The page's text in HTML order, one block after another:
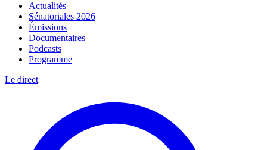
Actualités
Sénatoriales 2026
Émissions
Documentaires
Podcasts
Programme
Le direct